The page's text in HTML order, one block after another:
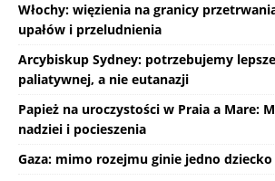
Włochy: więzienia na granicy
upałów i przeludnienia
Arcybiskup Sydney: potrzebujemy
paliatywnej, a nie eutanazji
Papież na uroczystości w Praia a Mare:
nadziei i pocieszenia
Gaza: mimo rozejmu ginie jedno